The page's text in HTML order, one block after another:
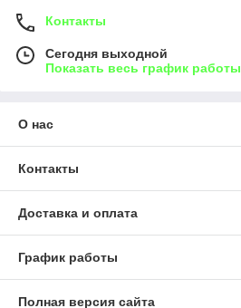
Контакты
Сегодня выходной
Показать весь график работы
О нас
Контакты
Доставка и оплата
График работы
Полная версия сайта